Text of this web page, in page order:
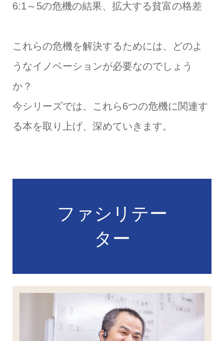
6:1～5の危機の結果、拡大する貧富の格差
これらの危機を解決するためには、どのよ
うなイノベーションが必要なのでしょう
か？
今シリーズでは、これら6つの危機に関連す
る本を取り上げ、深めていきます。
ファシリテー
ター